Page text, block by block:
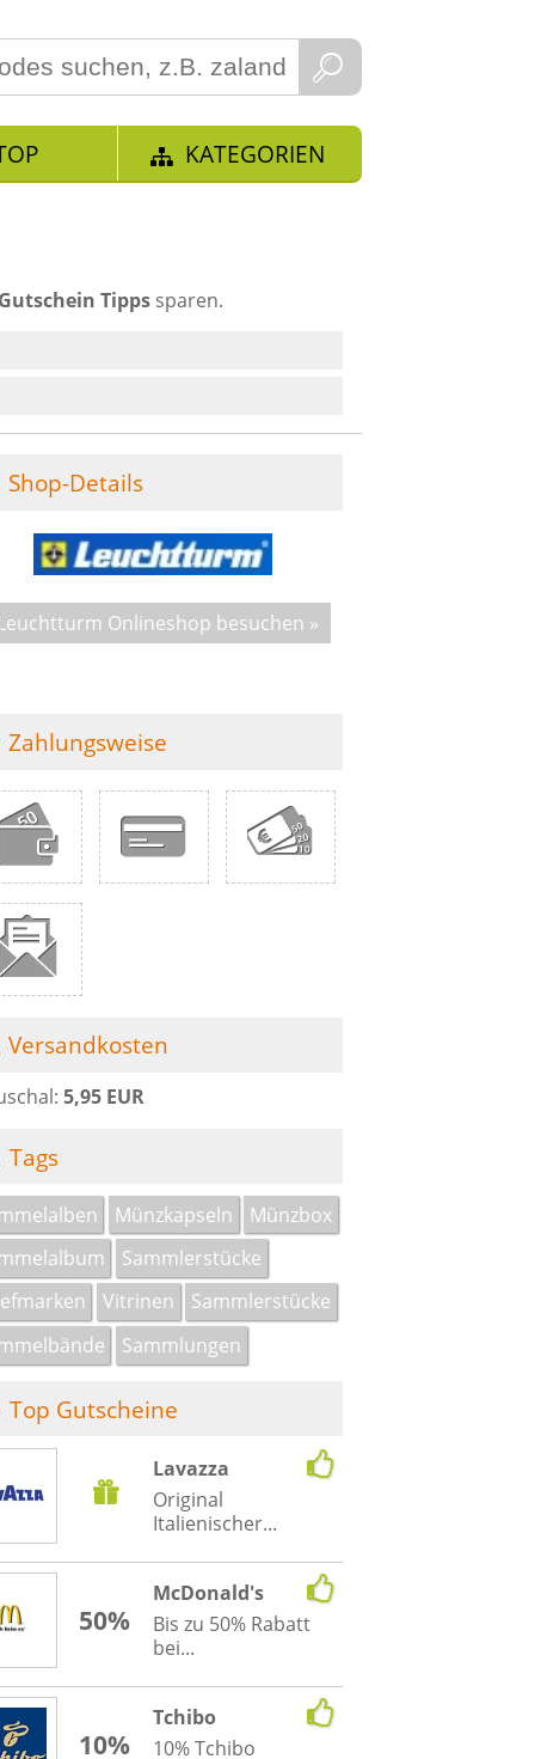
KATEGORIEN
Gutschein Tipps sparen.
Shop-Details
Leuchtturm Onlineshop besuchen »
Zahlungsweise
Versandkosten
5,95 EUR
Tags
Münzkapseln
Münzbox
Sammlerstücke
Vitrinen
Sammlerstücke
Sammlungen
Top Gutscheine
Lavazza
Original
Italienischer...
50%
McDonald's
Bis zu 50% Rabatt
bei...
10%
Tchibo
10% Tchibo